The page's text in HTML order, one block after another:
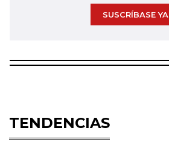
SUSCRÍBASE YA
TENDENCIAS